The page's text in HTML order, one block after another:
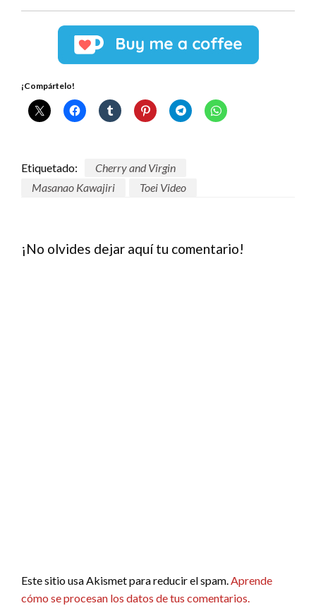
¡Compártelo!
Etiquetado:
Cherry and Virgin
Masanao Kawajiri
Toei Video
¡No olvides dejar aquí tu comentario!
Este sitio usa Akismet para reducir el spam.Aprende
cómo se procesan los datos de tus comentarios.